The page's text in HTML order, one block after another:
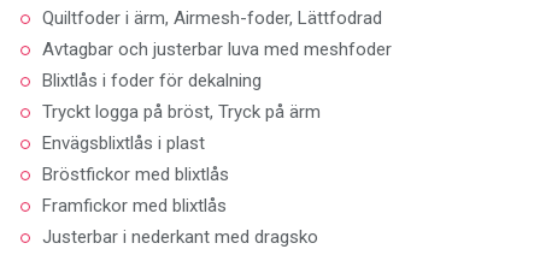
Quiltfoder i ärm, Airmesh-foder, Lättfodrad
Avtagbar och justerbar luva med meshfoder
Blixtlås i foder för dekalning
Tryckt logga på bröst, Tryck på ärm
Envägsblixtlås i plast
Bröstfickor med blixtlås
Framfickor med blixtlås
Justerbar i nederkant med dragsko